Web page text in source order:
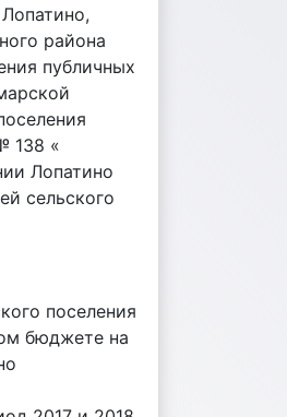
района
публичных
138 «
Лопатино
сельского
поселения
бюджете на